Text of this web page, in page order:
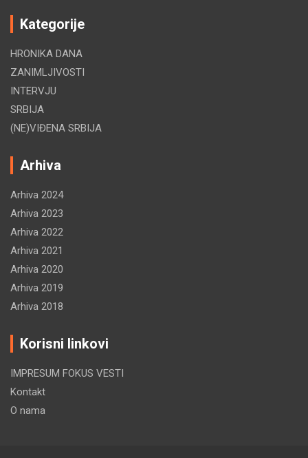
Kategorije
HRONIKA DANA
ZANIMLJIVOSTI
INTERVJU
SRBIJA
(NE)VIĐENA SRBIJA
Arhiva
Arhiva 2024
Arhiva 2023
Arhiva 2022
Arhiva 2021
Arhiva 2020
Arhiva 2019
Arhiva 2018
Korisni linkovi
IMPRESUM FOKUS VESTI
Kontakt
O nama